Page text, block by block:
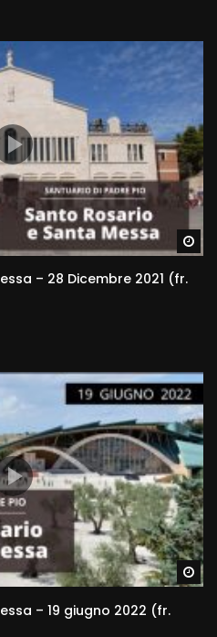
– 28 Dicembre 2021 (fr.
– 19 giugno 2022 (fr.